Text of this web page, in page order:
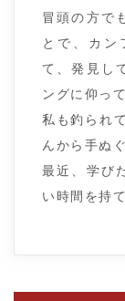
冒頭の方で
とで、カン
て、発見し
ングに仰っ
私も釣られ
んから手ぬ
最近、学び
い時間を持